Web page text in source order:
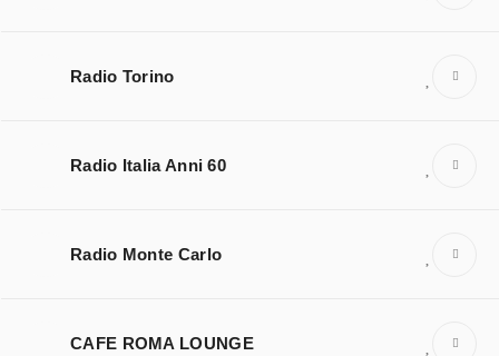
Radio Torino
Radio Italia Anni 60
Radio Monte Carlo
CAFE ROMA LOUNGE